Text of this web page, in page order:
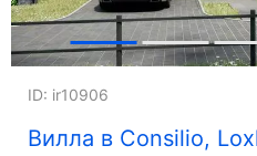
Вилла в Consilio,
ID: ir10906